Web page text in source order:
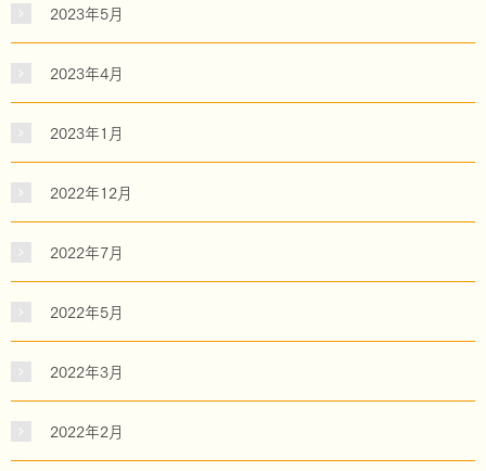
2023年5月
2023年4月
2023年1月
2022年12月
2022年7月
2022年5月
2022年3月
2022年2月